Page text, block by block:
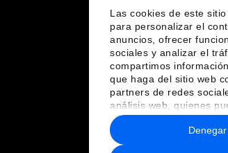
Las cookies de este
para personalizar el
anuncios, ofrecer
sociales y analizar el
compartimos
que haga del sitio web
partners de redes
análisis web, quienes
combinarla con otra
haya proporcionado o
recopilado a partir del
Denegar